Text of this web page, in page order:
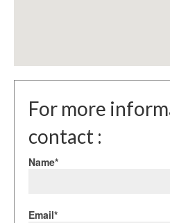
For more
contact :
Name*
Email*